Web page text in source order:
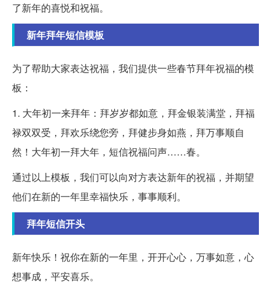
了新年的喜悦和祝福。
新年拜年短信模板
为了帮助大家表达祝福，我们提供一些春节拜年祝福的模
板：
1. 大年初一来拜年：拜岁岁都如意，拜金银装满堂，拜福
禄双双受，拜欢乐绕您旁，拜健步身如燕，拜万事顺自
然！大年初一拜大年，短信祝福问声……春。
通过以上模板，我们可以向对方表达新年的祝福，并期望
他们在新的一年里幸福快乐，事事顺利。
拜年短信开头
新年快乐！祝你在新的一年里，开开心心，万事如意，心
想事成，平安喜乐。